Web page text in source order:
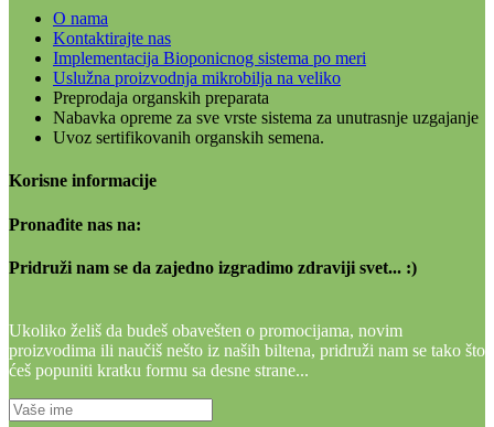
O nama
Kontaktirajte nas
Implementacija Bioponicnog sistema po meri
Uslužna proizvodnja mikrobilja na veliko
Preprodaja organskih preparata
Nabavka opreme za sve vrste sistema za unutrasnje uzgajanje
Uvoz sertifikovanih organskih semena.
Korisne informacije
Pronađite nas na:
Pridruži nam se da zajedno izgradimo zdraviji svet... :)
Ukoliko želiš da budeš obavešten o promocijama, novim
proizvodima ili naučiš nešto iz naših biltena, pridruži nam se tako što
ćeš popuniti kratku formu sa desne strane...